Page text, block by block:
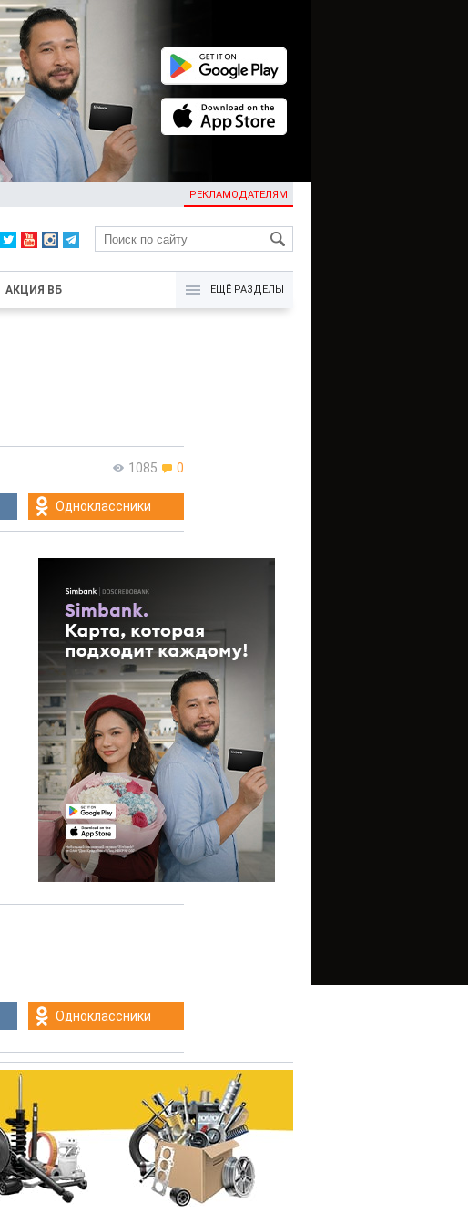
РЕКЛАМОДАТЕЛЯМ
KG
АКЦИЯ ВБ ЕЩЁ РАЗДЕЛЫ
1085 0
Одноклассники
Одноклассники